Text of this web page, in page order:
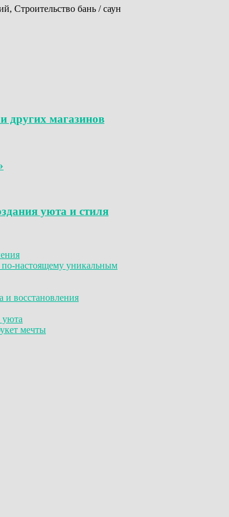
Строительство бань / саун
других магазинов
уюта и стиля
по-настоящему уникальным
восстановления
уюта
мечты